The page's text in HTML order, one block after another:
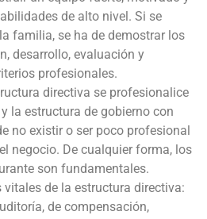
de alto nivel. Si se
familia, se ha de demostrar los
desarrollo, evaluación y
profesionales.
directiva se profesionalice
la estructura de gobierno con
no existir o ser poco profesional
negocio. De cualquier forma, los
son fundamentales.
de la estructura directiva:
de compensación,